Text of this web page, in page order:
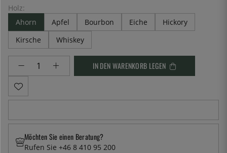
Holz:
Ahorn
Apfel Bourbon Eiche
Hickory
Kirsche
Whiskey
IN DEN WARENKORB LEGEN
Möchten Sie einen Beratung?
Rufen Sie +46 8 410 95 200